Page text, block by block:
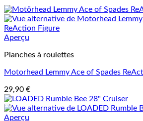
Aperçu
Planches à roulettes
Motorhead Lemmy Ace of Spades
29,90 €
Aperçu